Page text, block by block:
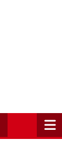
Aktuality a